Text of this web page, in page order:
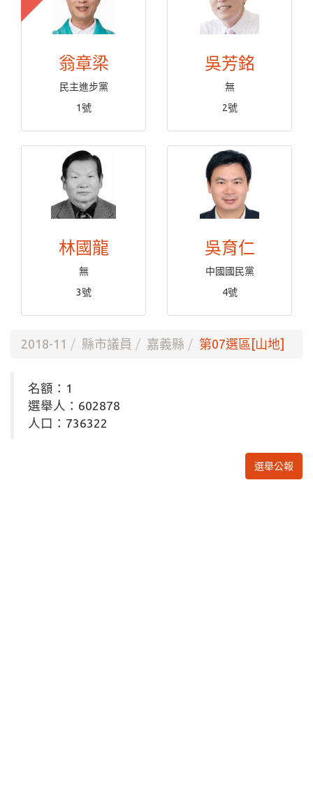
翁章梁
民主進步黨
1號
吳芳銘
無
2號
林國龍
無
3號
吳育仁
中國國民黨
4號
2018-11 縣市議員 嘉義縣 第07選區[山地]
名額：1
選舉人：602878
人口：736322
選舉公報